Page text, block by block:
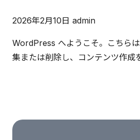
2026年2月10日 admin
WordPress へようこそ。こちら
集または削除し、コンテンツ作成